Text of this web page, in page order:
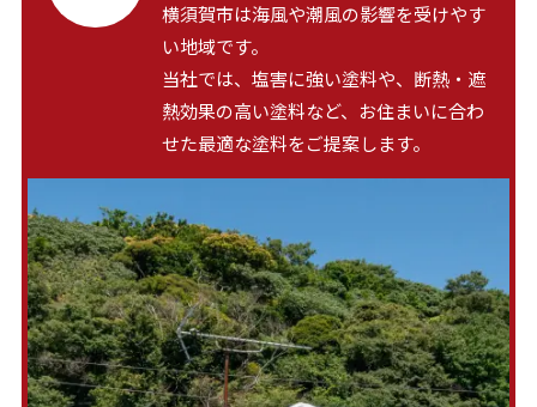
横須賀市は海風や潮風の影響を受けやす
い地域です。
当社では、塩害に強い塗料や、断熱・遮
熱効果の高い塗料など、お住まいに合わ
せた最適な塗料をご提案します。